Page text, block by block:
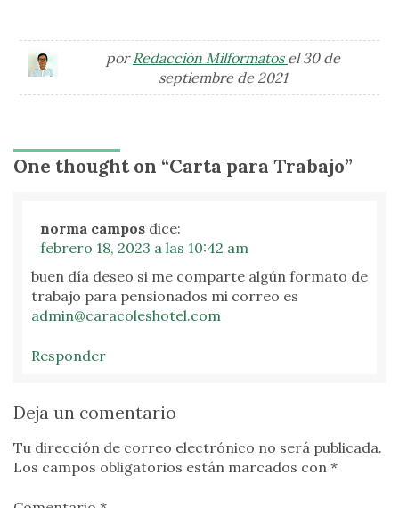
porRedacción Milformatos el 30 de
septiembre de 2021
One thought on “Carta para Trabajo”
norma campos dice:
febrero 18, 2023 a las 10:42 am
buen día deseo si me comparte algún formato de
trabajo para pensionados mi correo es
admin@caracoleshotel.com
Responder
Deja un comentario
Tu dirección de correo electrónico no será publicada.
Los campos obligatorios están marcados con *